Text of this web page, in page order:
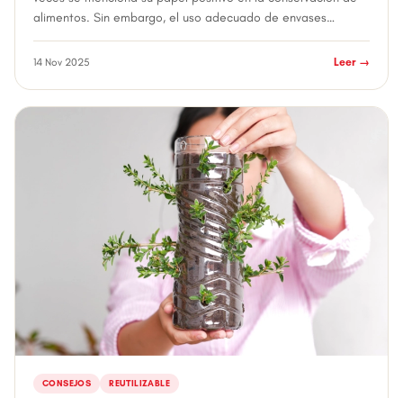
alimentos. Sin embargo, el uso adecuado de envases
plásticos ayuda a reducir el desp...
14 Nov 2025 Leer →
CONSEJOS REUTILIZABLE